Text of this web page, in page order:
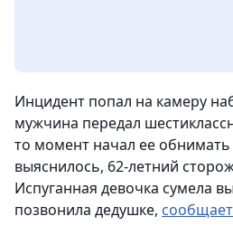
Инцидент попал на камеру
мужчина передал
то момент начал ее обнимать
выяснилось, 62-летний
Испуганная девочка сумела
позвонила дедушке, сообщает